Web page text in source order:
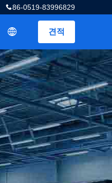
86-0519-83996829
견적
描述